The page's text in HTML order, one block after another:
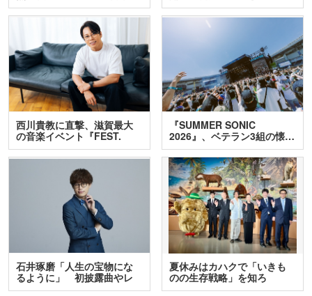
刀…
西川貴教に直撃、滋賀最大
の音楽イベント『FEST.
INA…
『SUMMER SONIC
2026』、ベテラン3組の懐…
石井琢磨「人生の宝物にな
るように」 初披露曲やレ
ア…
夏休みはカハクで「いきも
のの生存戦略」を知ろ
う！ …